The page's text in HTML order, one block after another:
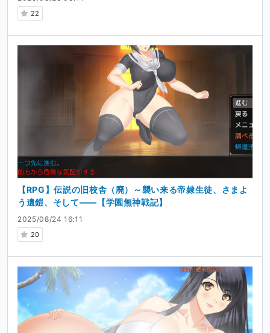
22
2025/08/24 16:11
20
【RPG】伝説の旧校舎（廃）～襲い来る帝隷生徒、さまよ
う遺鎧、そして――【学園無神戦記】